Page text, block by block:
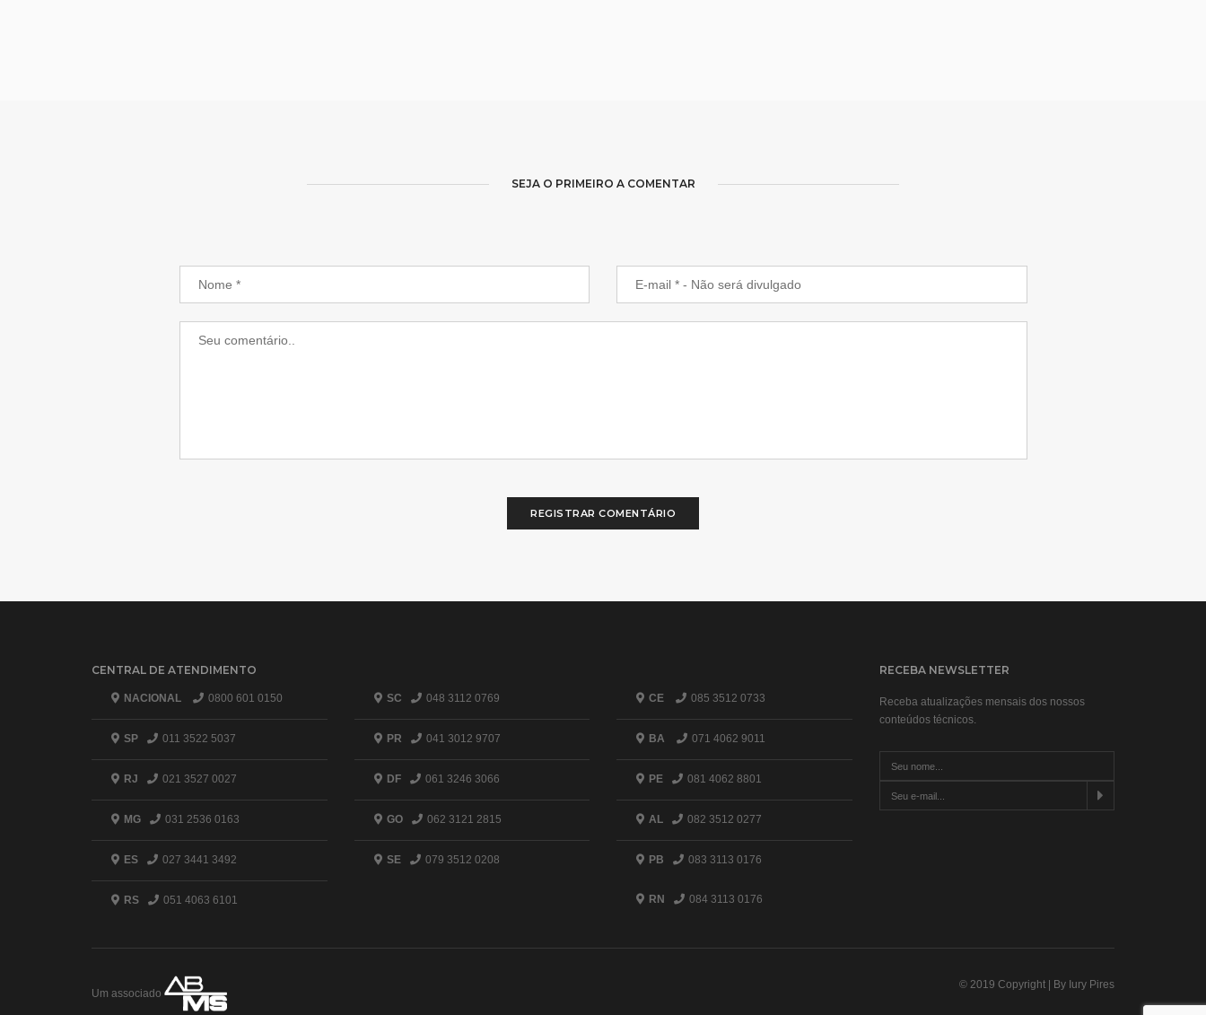
SEJA O PRIMEIRO A COMENTAR
REGISTRAR COMENTÁRIO
CENTRAL DE ATENDIMENTO
NACIONAL 0800 601 0150
SP 011 3522 5037
RJ 021 3527 0027
MG 031 2536 0163
ES 027 3441 3492
RS 051 4063 6101
SC 048 3112 0769
PR 041 3012 9707
DF 061 3246 3066
GO 062 3121 2815
SE 079 3512 0208
CE 085 3512 0733
BA 071 4062 9011
PE 081 4062 8801
AL 082 3512 0277
PB 083 3113 0176
RN 084 3113 0176
RECEBA NEWSLETTER
Receba atualizações mensais dos nossos
conteúdos técnicos.
Um associado
© 2019 Copyright | By Iury Pires